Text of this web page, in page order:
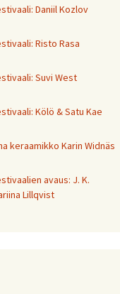
Daniil Kozlov
Risto Rasa
Suvi West
Kölö & Satu Kae
keraamikko Karin Widnäs
avaus: J. K.
Lillqvist